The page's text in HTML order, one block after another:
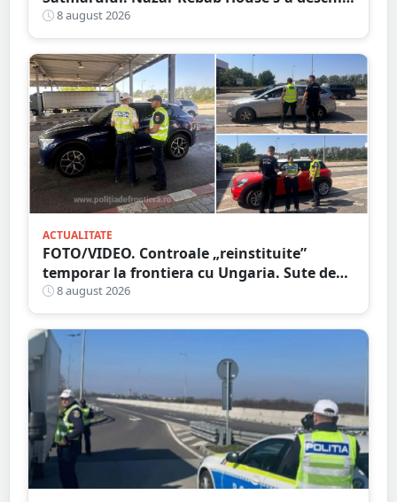
cu șaorma la 20 de lei, azi și mâine
8 august 2026
ACTUALITATE
FOTO/VIDEO. Controale „reinstituite”
temporar la frontiera cu Ungaria. Sute de
persoane și mașini, verificate în județul
Satu Mare
8 august 2026